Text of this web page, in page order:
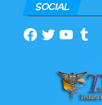
SOCIAL
Facebook
TwitterYouTubeTumblr